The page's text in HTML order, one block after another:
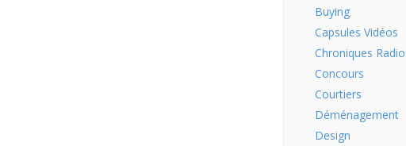
Buying
Capsules Vidéos
Chroniques
Concours
Courtiers
Déménagement
Design